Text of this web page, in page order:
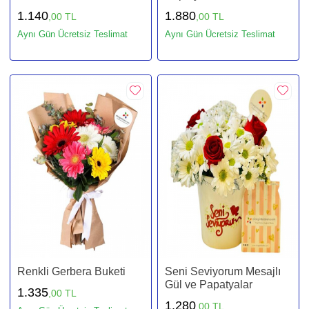
1.140 ,00 TL
Aynı Gün Ücretsiz Teslimat
1.880 ,00 TL
Aynı Gün Ücretsiz Teslimat
Renkli Gerbera Buketi
1.335 ,00 TL
Seni Seviyorum Mesajlı
Gül ve Papatyalar
1.280 ,00 TL